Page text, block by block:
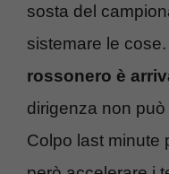
sosta del
sistemare le cose.
rossonero è
dirigenza non
Colpo last minute